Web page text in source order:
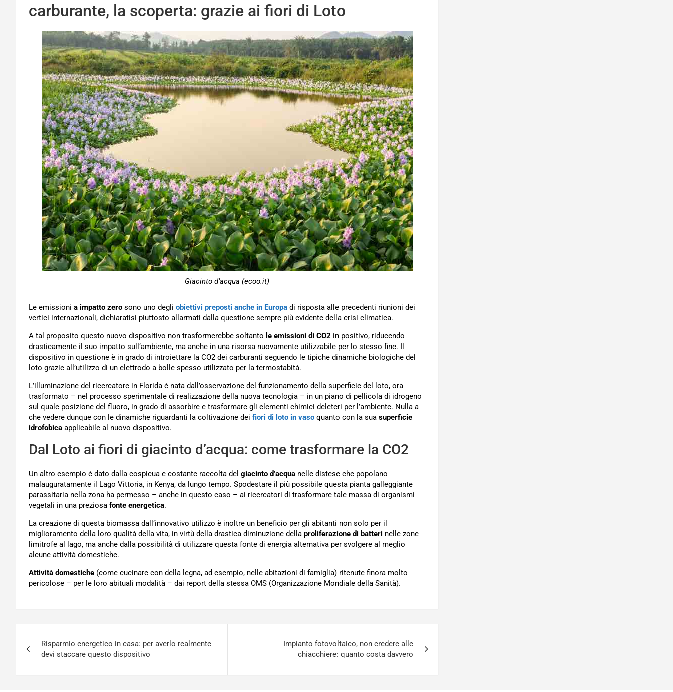
carburante, la scoperta: grazie ai fiori di Loto
Giacinto d’acqua (ecoo.it)
Le emissioni a impatto zero sono uno degli obiettivi preposti anche in Europa di risposta alle precedenti riunioni dei
vertici internazionali, dichiaratisi piuttosto allarmati dalla questione sempre più evidente della crisi climatica.
A tal proposito questo nuovo dispositivo non trasformerebbe soltanto le emissioni di CO2 in positivo, riducendo
drasticamente il suo impatto sull’ambiente, ma anche in una risorsa nuovamente utilizzabile per lo stesso fine. Il
dispositivo in questione è in grado di introiettare la CO2 dei carburanti seguendo le tipiche dinamiche biologiche del
loto grazie all’utilizzo di un elettrodo a bolle spesso utilizzato per la termostabità.
L’illuminazione del ricercatore in Florida è nata dall’osservazione del funzionamento della superficie del loto, ora
trasformato – nel processo sperimentale di realizzazione della nuova tecnologia – in un piano di pellicola di idrogeno
sul quale posizione del fluoro, in grado di assorbire e trasformare gli elementi chimici deleteri per l’ambiente. Nulla a
che vedere dunque con le dinamiche riguardanti la coltivazione dei fiori di loto in vaso quanto con la sua superficie
idrofobica applicabile al nuovo dispositivo.
Dal Loto ai fiori di giacinto d’acqua: come trasformare la CO2
Un altro esempio è dato dalla cospicua e costante raccolta del giacinto d’acqua nelle distese che popolano
malauguratamente il Lago Vittoria, in Kenya, da lungo tempo. Spodestare il più possibile questa pianta galleggiante
parassitaria nella zona ha permesso – anche in questo caso – ai ricercatori di trasformare tale massa di organismi
vegetali in una preziosa fonte energetica.
La creazione di questa biomassa dall’innovativo utilizzo è inoltre un beneficio per gli abitanti non solo per il
miglioramento della loro qualità della vita, in virtù della drastica diminuzione della proliferazione di batteri nelle zone
limitrofe al lago, ma anche dalla possibilità di utilizzare questa fonte di energia alternativa per svolgere al meglio
alcune attività domestiche.
Attività domestiche (come cucinare con della legna, ad esempio, nelle abitazioni di famiglia) ritenute finora molto
pericolose – per le loro abituali modalità – dai report della stessa OMS (Organizzazione Mondiale della Sanità).
articoli
Risparmio energetico in casa: per averlo realmente
devi staccare questo dispositivo
Impianto fotovoltaico, non credere alle
chiacchiere: quanto costa davvero